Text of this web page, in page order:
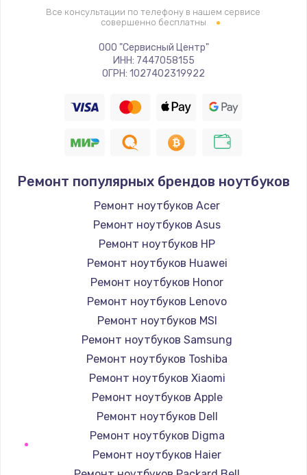
2500 руб.
Заказать
Ремонт дренажного клапана
Заказать
Полный ремонт заварочного блока
Заказать
Ремонт электромагнитного клапана
2050 руб.
Заказать
Ремонт дренажа
2400 руб.
Заказать
Чистка дренажа
1500 руб.
Заказать
Ремонт электронного узла
Все консультации по телефону в нашем сервисе
совершенно бесплатны
ООО "Сервисный Центр"
ИНН: 7447058155
ОГРН: 1027402319922
Ремонт популярных брендов ноутбуков
Ремонт ноутбуков Acer
Ремонт ноутбуков Asus
Ремонт ноутбуков HP
Ремонт ноутбуков Huawei
Ремонт ноутбуков Honor
Ремонт ноутбуков Lenovo
Ремонт ноутбуков MSI
Ремонт ноутбуков Samsung
Ремонт ноутбуков Toshiba
Ремонт ноутбуков Xiaomi
Ремонт ноутбуков Apple
Ремонт ноутбуков Dell
Ремонт ноутбуков Digma
Ремонт ноутбуков Haier